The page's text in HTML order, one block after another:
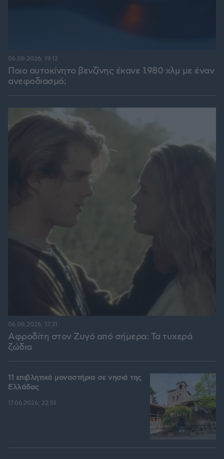
Ποιο αυτοκίνητο βενζίνης έκανε 1.980 χλμ με έναν
ανεφοδιασμό;
06.08.2026, 19:12
Αφροδίτη στον Ζυγό από σήμερα: Τα τυχερά
ζώδια
06.08.2026, 17:31
11 επιβλητικά μοναστήρια σε νησιά της
Ελλάδας
17.06.2026, 22:51